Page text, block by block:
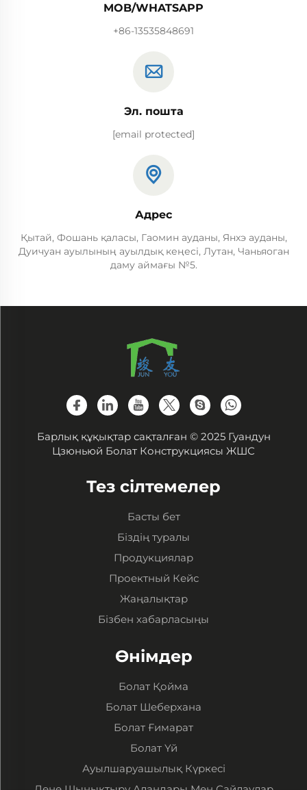
MOB/WHATSAPP
+86-13535848691
Эл. пошта
[email protected]
Адрес
Қытай, Фошань қаласы, Гаомин ауданы, Янхэ ауданы,
Дуичуан ауылының ауылдық кеңесі, Лутан, Чаньяоган
даму аймағы №5.
Барлық құқықтар сақталған © 2025 Гуандун
Цзюньюй Болат Конструкциясы ЖШС
Тез сілтемелер
Басты бет
Біздің туралы
Продукциялар
Проектный Кейс
Жаңалықтар
Бізбен хабарласыңы
Өнімдер
Болат Қойма
Болат Шеберхана
Болат Ғимарат
Болат Үй
Ауылшаруашылық Күркесі